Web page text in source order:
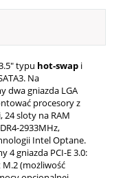
typu hot-swap i
Na
dwa gniazda LGA
procesory z
24 sloty na RAM
2933MHz,
Intel Optane.
4 gniazda PCI-E 3.0:
M.2 (możliwość